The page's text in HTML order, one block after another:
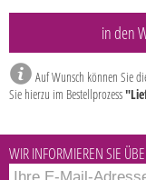
Auf Wunsch können Sie
Sie hierzu im Bestellprozess
WIR INFORMIEREN SIE